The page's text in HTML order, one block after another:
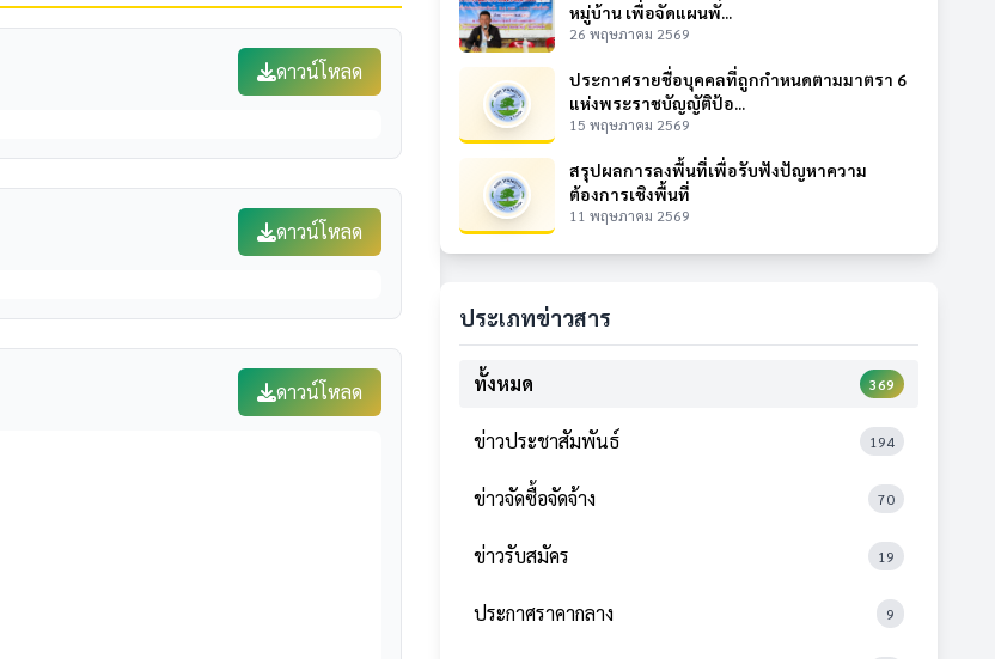
ดาวน์โหลด
ดาวน์โหลด
ดาวน์โหลด
หมู่บ้าน เพื่อจัดแผนพั...
26 พฤษภาคม 2569
ประกาศรายชื่อบุคคลที่ถูกกำหนดตามมาตรา 6
แห่งพระราชบัญญัติป้อ...
15 พฤษภาคม 2569
สรุปผลการลงพื้นที่เพื่อรับฟังปัญหาความ
ต้องการเชิงพื้นที่
11 พฤษภาคม 2569
ประเภทข่าวสาร
ทั้งหมด 369
ข่าวประชาสัมพันธ์ 194
ข่าวจัดซื้อจัดจ้าง 70
ข่าวรับสมัคร 19
ประกาศราคากลาง 9